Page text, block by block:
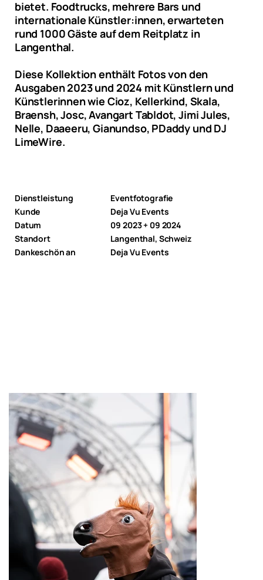
bietet. Foodtrucks, mehrere Bars und
internationale Künstler:innen, erwarteten
rund 1000 Gäste auf dem Reitplatz in
Langenthal.
Diese Kollektion enthält Fotos von den
Ausgaben 2023 und 2024 mit Künstlern und
Künstlerinnen wie Cioz, Kellerkind, Skala,
Braensh, Josc, Avangart Tabldot, Jimi Jules,
Nelle, Daaeeru, Gianundso, PDaddy und DJ
LimeWire.
Dienstleistung
Eventfotografie
Kunde
Deja Vu Events
Datum
09 2023 + 09 2024
Standort
Langenthal, Schweiz
Dankeschön an
Deja Vu Events